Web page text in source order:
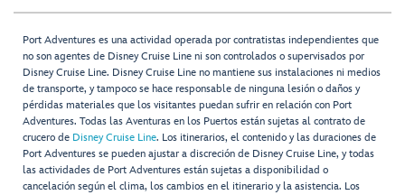
Port Adventures es una actividad operada por contratistas independientes que
no son agentes de Disney Cruise Line ni son controlados o supervisados por
Disney Cruise Line. Disney Cruise Line no mantiene sus instalaciones ni medios
de transporte, y tampoco se hace responsable de ninguna lesión o daños y
pérdidas materiales que los visitantes puedan sufrir en relación con Port
Adventures. Todas las Aventuras en los Puertos están sujetas al contrato de
crucero de Disney Cruise Line. Los itinerarios, el contenido y las duraciones de
Port Adventures se pueden ajustar a discreción de Disney Cruise Line, y todas
las actividades de Port Adventures están sujetas a disponibilidad o
cancelación según el clima, los cambios en el itinerario y la asistencia. Los